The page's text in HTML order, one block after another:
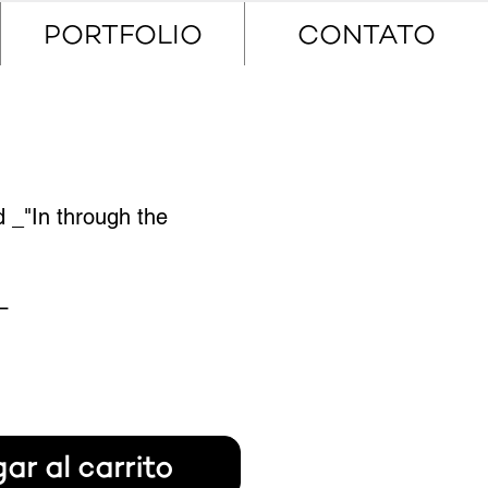
PORTFOLIO CONTATO
_"In through the
Precio
al carrito